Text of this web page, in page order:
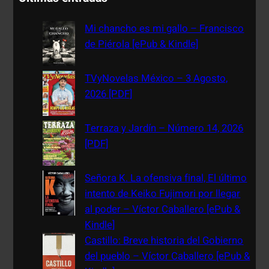
Mi chancho es mi gallo – Francisco
de Piérola [ePub & Kindle]
TVyNovelas México – 3 Agosto,
2026 [PDF]
Terraza y Jardín – Número 14, 2026
[PDF]
Señora K. La ofensiva final, El último
intento de Keiko Fujimori por llegar
al poder – Víctor Caballero [ePub &
Kindle]
Castillo: Breve historia del Gobierno
del pueblo – Víctor Caballero [ePub &